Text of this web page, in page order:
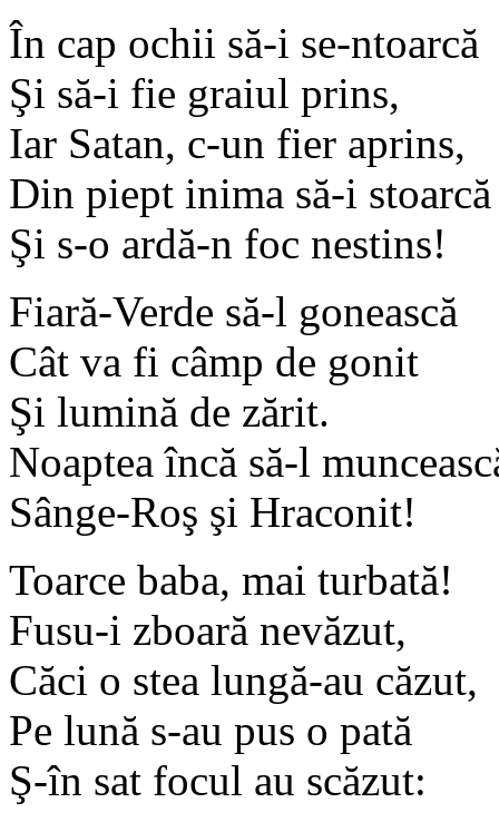
În cap ochii să-i se-ntoarcă
Şi să-i fie graiul prins,
Iar Satan, c-un fier aprins,
Din piept inima să-i stoarcă
Şi s-o ardă-n foc nestins!
Fiară-Verde să-l gonească
Cât va fi câmp de gonit
Şi lumină de zărit.
Noaptea încă să-l
Sânge-Roş şi Hraconit!
Toarce baba, mai turbată!
Fusu-i zboară nevăzut,
Căci o stea lungă-au căzut,
Pe lună s-au pus o pată
Ş-în sat focul au scăzut: